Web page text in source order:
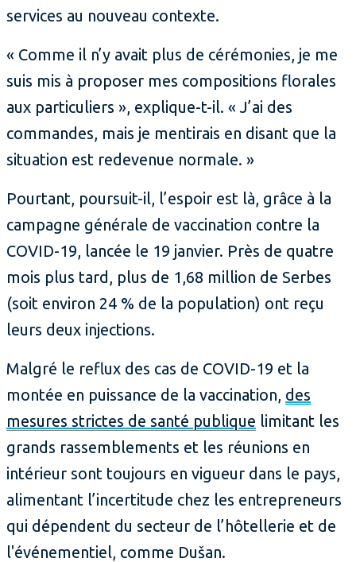
services au nouveau contexte.
« Comme il n’y avait plus de cérémonies, je me
suis mis à proposer mes compositions florales
aux particuliers », explique-t-il. « J’ai des
commandes, mais je mentirais en disant que la
situation est redevenue normale. »
Pourtant, poursuit-il, l’espoir est là, grâce à la
campagne générale de vaccination contre la
COVID-19, lancée le 19 janvier. Près de quatre
mois plus tard, plus de 1,68 million de Serbes
(soit environ 24 % de la population) ont reçu
leurs deux injections.
Malgré le reflux des cas de COVID-19 et la
montée en puissance de la vaccination, des
mesures strictes de santé publique limitant les
grands rassemblements et les réunions en
intérieur sont toujours en vigueur dans le pays,
alimentant l’incertitude chez les entrepreneurs
qui dépendent du secteur de l’hôtellerie et de
l'événementiel, comme Dušan.